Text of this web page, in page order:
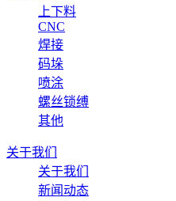
上下料
CNC
焊接
码垛
喷涂
螺丝锁缚
其他
关于我们
关于我们
新闻动态